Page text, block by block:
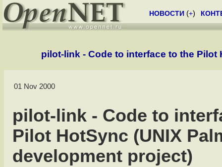
НОВОСТИ (+)
pilot-link - Code to interface to the Pilot
01 Nov 2000
pilot-link - Code to
Pilot HotSync (UNIX
development project)